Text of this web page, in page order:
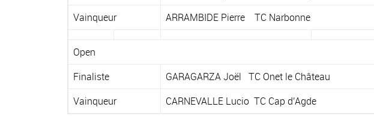
Vainqueur
ARRAMBIDE Pierre TC Narbonne
Open
Finaliste
GARAGARZA Joël TC Onet le Château
Vainqueur
CARNEVALLE Lucio TC Cap d’Agde